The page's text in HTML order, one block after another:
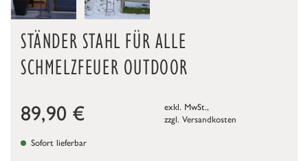
STÄNDER STAHL FÜR ALLE
SCHMELZFEUER OUTDOOR
89,90 €
exkl. MwSt.,
zzgl. Versandkosten
Sofort lieferbar